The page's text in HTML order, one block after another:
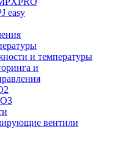
easy
и температуры
и
вентили